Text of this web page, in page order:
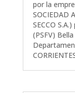
por la
SOCIEDAD
SECCO
(PSFV)